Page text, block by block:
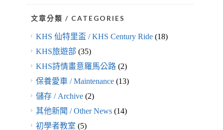
文章分類 / CATEGORIES
KHS 仙特里盃 / KHS Century Ride(18)
KHS旅遊部 (35)
KHS詩情畫意羅馬公路(2)
保養愛車 / Maintenance(13)
儲存 / Archive(2)
其他新聞 / Other News(14)
初學者教室 (5)